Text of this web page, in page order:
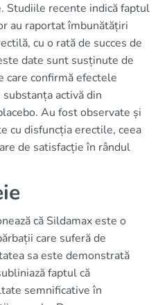
Studiile recente indică faptul
au raportat îmbunătățiri
cu o rată de succes de
date sunt susținute de
care confirmă efectele
activă din
Au fost observate și
cu disfuncția erectile, ceea
de satisfacție în rândul
că Sildamax este o
care suferă de
sa este demonstrată
faptul că
semnificative în